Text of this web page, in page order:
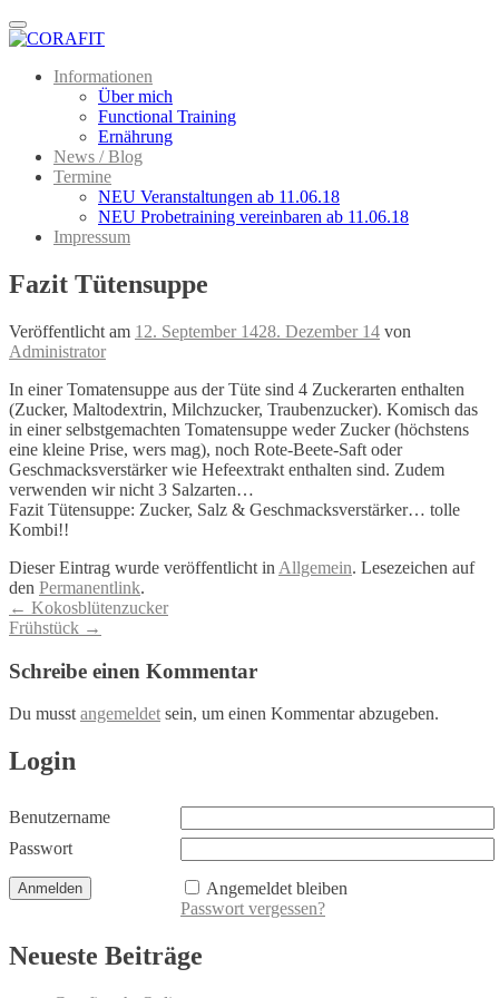
Menu
Informationen
Über mich
Functional Training
Ernährung
News / Blog
Termine
NEU Veranstaltungen ab 11.06.18
NEU Probetraining vereinbaren ab 11.06.18
Impressum
Fazit Tütensuppe
Veröffentlicht am 12. September 1428. Dezember 14 von
Administrator
In einer Tomatensuppe aus der Tüte sind 4 Zuckerarten enthalten
(Zucker, Maltodextrin, Milchzucker, Traubenzucker). Komisch das
in einer selbstgemachten Tomatensuppe weder Zucker (höchstens
eine kleine Prise, wers mag), noch Rote-Beete-Saft oder
Geschmacksverstärker wie Hefeextrakt enthalten sind. Zudem
verwenden wir nicht 3 Salzarten…
Fazit Tütensuppe: Zucker, Salz & Geschmacksverstärker… tolle
Kombi!!
Dieser Eintrag wurde veröffentlicht in Allgemein. Lesezeichen auf
den Permanentlink.
Artikel-
Navigation
← Kokosblütenzucker
Frühstück →
Schreibe einen Kommentar
Du musst angemeldet sein, um einen Kommentar abzugeben.
Login
Benutzername
Passwort
Angemeldet bleiben
Passwort vergessen?
Neueste Beiträge